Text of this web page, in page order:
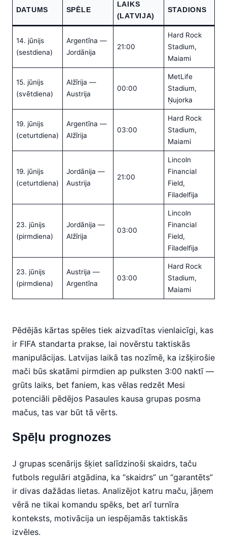
DATUMS SPĒLE
LAIKS
(LATVIJA)
STADIONS
14. jūnijs
(sestdiena)
Argentīna —
Jordānija
21:00
Hard Rock
Stadium,
Maiami
15. jūnijs
(svētdiena)
Alžīrija —
Austrija
00:00
MetLife
Stadium,
Ņujorka
19. jūnijs
(ceturtdiena)
Argentīna —
Alžīrija
03:00
Hard Rock
Stadium,
Maiami
19. jūnijs
(ceturtdiena)
Jordānija —
Austrija
21:00
Lincoln
Financial
Field,
Filadelfija
23. jūnijs
(pirmdiena)
Jordānija —
Alžīrija
03:00
Lincoln
Financial
Field,
Filadelfija
23. jūnijs
(pirmdiena)
Austrija —
Argentīna
03:00
Hard Rock
Stadium,
Maiami
Pēdējās kārtas spēles tiek aizvadītas vienlaicīgi, kas
ir FIFA standarta prakse, lai novērstu taktiskās
manipulācijas. Latvijas laikā tas nozīmē, ka izšķirošie
mači būs skatāmi pirmdien ap pulksten 3:00 naktī —
grūts laiks, bet faniem, kas vēlas redzēt Mesi
potenciāli pēdējos Pasaules kausa grupas posma
mačus, tas var būt tā vērts.
Spēļu prognozes
J grupas scenārijs šķiet salīdzinoši skaidrs, taču
futbols regulāri atgādina, ka “skaidrs” un “garantēts”
ir divas dažādas lietas. Analizējot katru maču, jāņem
vērā ne tikai komandu spēks, bet arī turnīra
konteksts, motivācija un iespējamās taktiskās
izvēles.